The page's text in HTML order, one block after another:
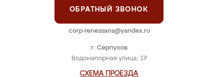
г. Серпухов
Водонапорная улица, 17
СХЕМА ПРОЕЗДА
ОБРАТНЫЙ ЗВОНОК
corp-renessans@yandex.ru